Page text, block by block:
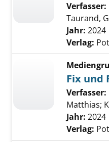
Verfasser:
Taurand,
Jahr: 2024
Verlag:
Fix und
Verfasser:
Matthias;
Jahr: 2024
Verlag: